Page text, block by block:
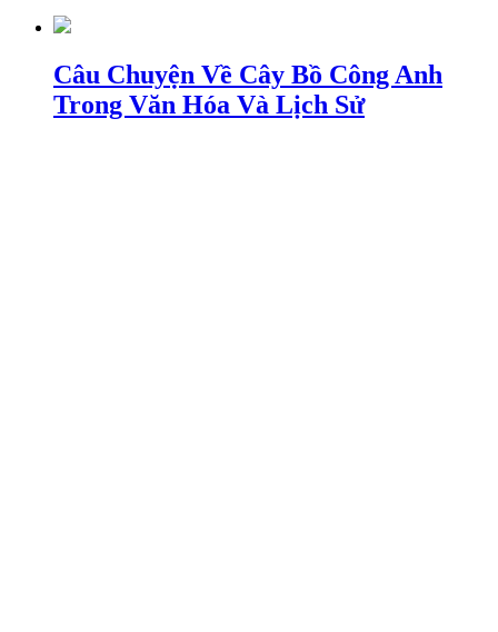
Câu Chuyện Về Cây Bồ Công Anh
Trong Văn Hóa Và Lịch Sử